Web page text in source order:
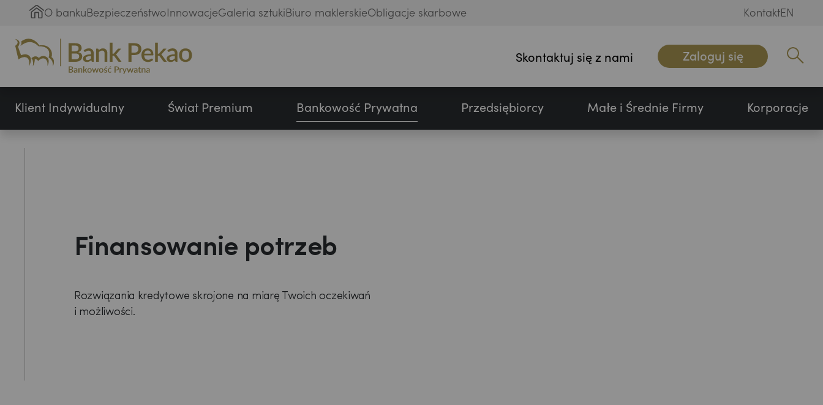
O bankuBezpieczeństwoInnowacjeGaleria sztukiBiuro maklerskieObligacje skarbowe KontaktEN
Skontaktuj się z nami Zaloguj się Wpisz
Klient Indywidualny Świat Premium Bankowość Prywatna Przedsiębiorcy Małe i Średnie Firmy Korporacje
Finansowanie potrzeb
Rozwiązania kredytowe skrojone na miarę Twoich oczekiwań
i możliwości.